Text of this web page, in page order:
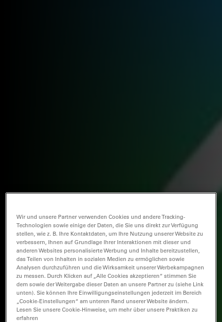
Wir und unsere Partner verwenden Cookies und andere Tracking-
Technologien sowie einige der Daten, die Sie uns direkt zur Verfügung
stellen, wie z. B. Ihre Kontaktdaten, um Ihre Nutzung unserer Website zu
verbessern, Ihnen auf Grundlage Ihrer Interaktionen mit dieser und
anderen Websites personalisierte Werbung und Inhalte bereitzustellen,
das Teilen von Inhalten in sozialen Medien zu ermöglichen sowie
Analysen durchzuführen und die Wirksamkeit unserer Werbekampagnen
zu messen. Durch Klicken auf „Alle Cookies akzeptieren“ stimmen Sie
dem sowie der Weitergabe dieser Daten an unsere Partner zu (siehe Link
unten). Sie können Ihre Einwilligungseinstellungen jederzeit im Bereich
„Cookie-Einstellungen“ am unteren Rand unserer Website ändern.
Lesen Sie unsere Cookie-Hinweise, um mehr über unsere Praktiken zu
erfahren